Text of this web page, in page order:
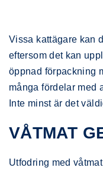
Vissa kattägare kan
eftersom det kan
öppnad förpackning
många fördelar med
Inte minst är det
VÅTMAT
Utfodring med